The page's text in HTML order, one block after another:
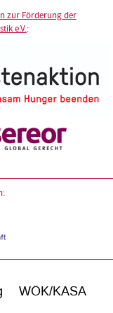
zur Förderung der
e.V.:
WÖK/KASA